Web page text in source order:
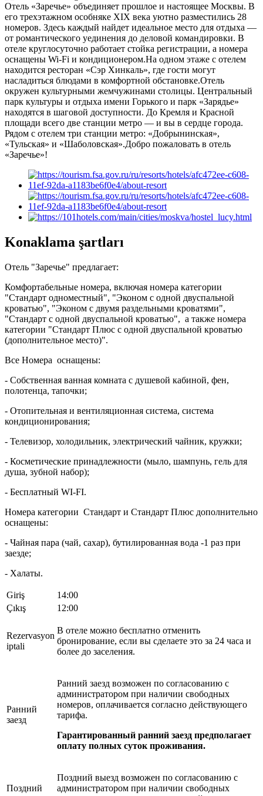
Отель «Заречье» объединяет прошлое и настоящее Москвы. В
его трехэтажном особняке XIX века уютно разместились 28
номеров. Здесь каждый найдет идеальное место для отдыха —
от романтического уединения до деловой командировки. В
отеле круглосуточно работает стойка регистрации, а номера
оснащены Wi-Fi и кондиционером.На одном этаже с отелем
находится ресторан «Сэр Хинкаль», где гости могут
насладиться блюдами в комфортной обстановке.Отель
окружен культурными жемчужинами столицы. Центральный
парк культуры и отдыха имени Горького и парк «Зарядье»
находятся в шаговой доступности. До Кремля и Красной
площади всего две станции метро — и вы в сердце города.
Рядом с отелем три станции метро: «Добрынинская»,
«Тульская» и «Шаболовская».Добро пожаловать в отель
«Заречье»!
Konaklama şartları
Отель "Заречье" предлагает:
Комфортабельные номера, включая номера категории
"Стандарт одноместный", "Эконом с одной двуспальной
кроватью", "Эконом с двумя раздельными кроватями",
"Стандарт с одной двуспальной кроватью", а также номера
категории "Стандарт Плюс с одной двуспальной кроватью
(дополнительное место)".
Все Номера оснащены:
- Собственная ванная комната c душевой кабиной, фен,
полотенца, тапочки;
- Отопительная и вентиляционная система, система
кондиционирования;
- Телевизор, холодильник, электрический чайник, кружки;
- Косметические принадлежности (мыло, шампунь, гель для
душа, зубной набор);
- Бесплатный WI-FI.
Номера категории Стандарт и Стандарт Плюс дополнительно
оснащены:
- Чайная пара (чай, сахар), бутилированная вода -1 раз при
заезде;
- Халаты.
Giriş
14:00
Çıkış
12:00
Rezervasyon
iptali
В отеле можно бесплатно отменить
бронирование, если вы сделаете это за 24 часа и
более до заселения.
Ранний
заезд
Ранний заезд возможен по согласованию с
администратором при наличии свободных
номеров, оплачивается согласно действующего
тарифа.
Гарантированный ранний заезд предполагает
оплату полных суток проживания.
Поздний
Поздний выезд возможен по согласованию с
администратором при наличии свободных